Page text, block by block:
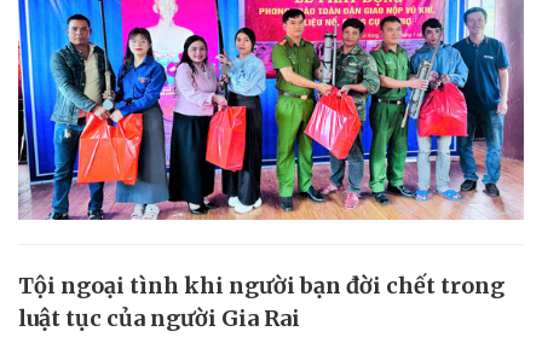
Tội ngoại tình khi người bạn đời chết trong
luật tục của người Gia Rai